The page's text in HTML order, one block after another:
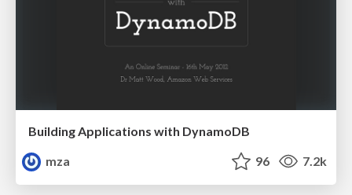
Building Applications with DynamoDB
mza
96 7.2k